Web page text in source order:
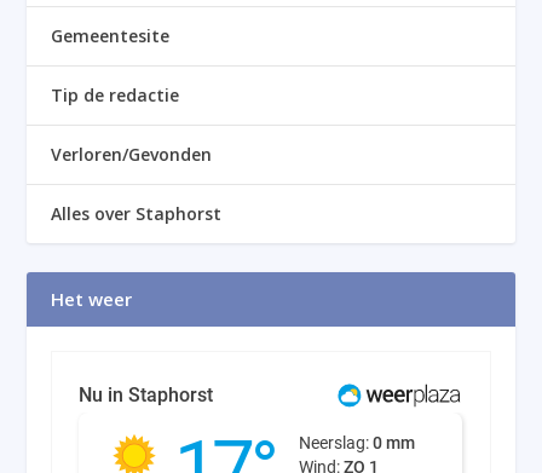
Gemeentesite
Tip de redactie
Verloren/Gevonden
Alles over Staphorst
Het weer